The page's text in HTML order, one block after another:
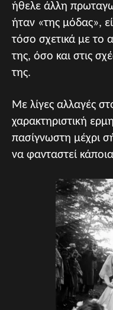
ήθελε άλλη
ήταν «της μόδας»,
τόσο σχετικά με το
της, όσο και στις
της.
Με λίγες αλλαγές
χαρακτηριστική
πασίγνωστη μέχρι
να φανταστεί